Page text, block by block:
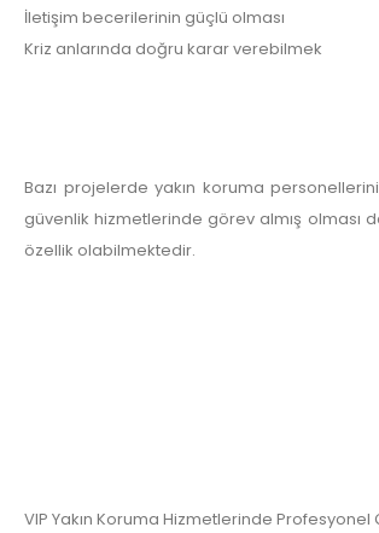
İletişim becerilerinin güçlü olması
Kriz anlarında doğru karar verebilmek
Bazı projelerde yakın koruma
güvenlik hizmetlerinde görev almış olması
özellik olabilmektedir.
VIP Yakın Koruma Hizmetlerinde Profesyonel